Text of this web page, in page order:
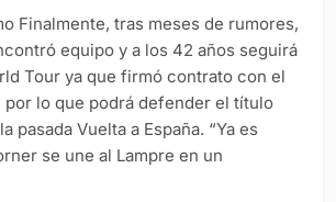
Finalmente, tras meses de rumores,
equipo y a los 42 años seguirá
Tour ya que firmó contrato con el
por lo que podrá defender el título
pasada Vuelta a España. “Ya es
se une al Lampre en un